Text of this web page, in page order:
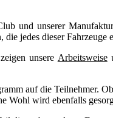
und unserer
jedes dieser Fahrzeuge
unsere Arbeitsweise
auf die Teilnehmer.
Wohl wird ebenfalls